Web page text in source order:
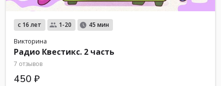
с 16 лет 1-20 45 мин
Викторина
Радио Квестикс. 2 часть
7 отзывов
450 ₽